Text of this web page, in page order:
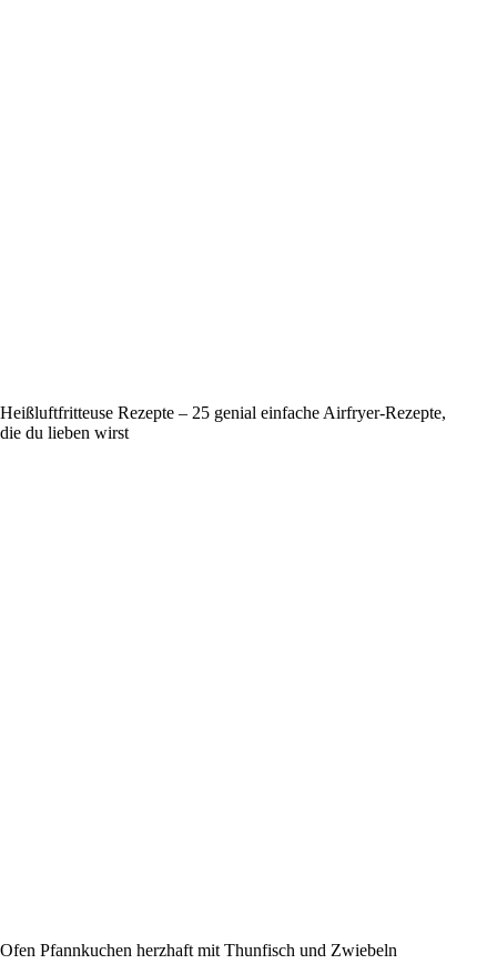
Heißluftfritteuse Rezepte – 25 genial einfache Airfryer-Rezepte,
die du lieben wirst
Ofen Pfannkuchen herzhaft mit Thunfisch und Zwiebeln